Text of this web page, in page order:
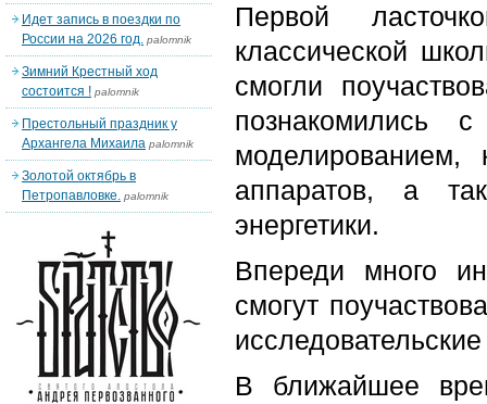
Первой
классической
смогли
познакомились
моделированием,
аппаратов, а
энергетики.
Впереди много
смогут
В ближайшее
Идет запись в поездки по
России на 2026 год. palomnik
Зимний Крестный ход
состоится ! palomnik
Престольный праздник у
Архангела Михаила palomnik
Золотой октябрь в
Петропавловке. palomnik